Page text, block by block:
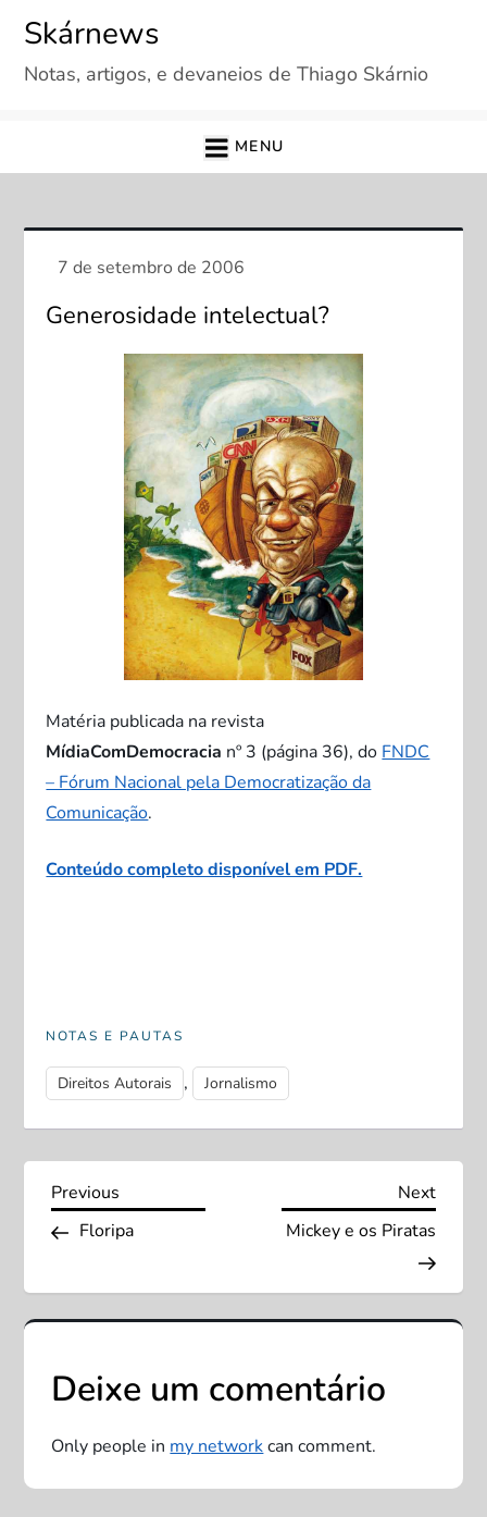
content
Skárnews
Notas, artigos, e devaneios de Thiago Skárnio
MENU
Generosidade intelectual?
Matéria publicada na revista
MídiaComDemocracia nº 3 (página 36), do FNDC
– Fórum Nacional pela Democratização da
Comunicação.
Conteúdo completo disponível em PDF.
NOTAS E PAUTAS
Direitos Autorais , Jornalismo
N
a
v
g
a
Previous
Post
Previous
Floripa
Next
Post
Next
Mickey e os Piratas
Deixe um comentário
Only people inmy networkcan comment.